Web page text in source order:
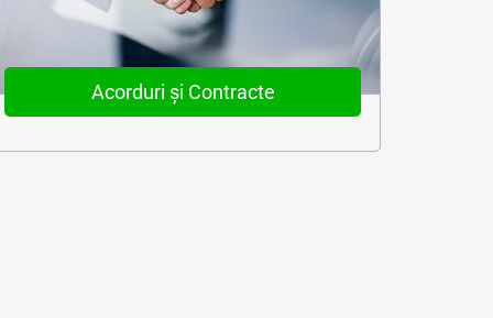
Acorduri și Contracte